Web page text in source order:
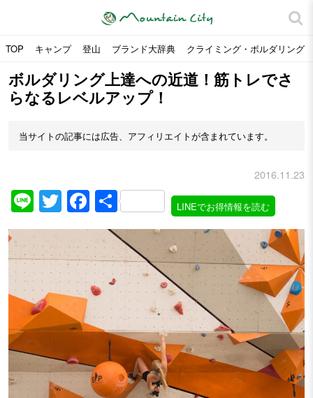
TOP キャンプ 登山 ブランド大辞典 クライミング・ボルダリング
ボルダリング上達への近道！筋トレでさ
らなるレベルアップ！
当サイトの記事には広告、アフィリエイトが含まれています。
2016.11.23
LineTwitter
Facebook
共
有
LINEでお得情報を読む